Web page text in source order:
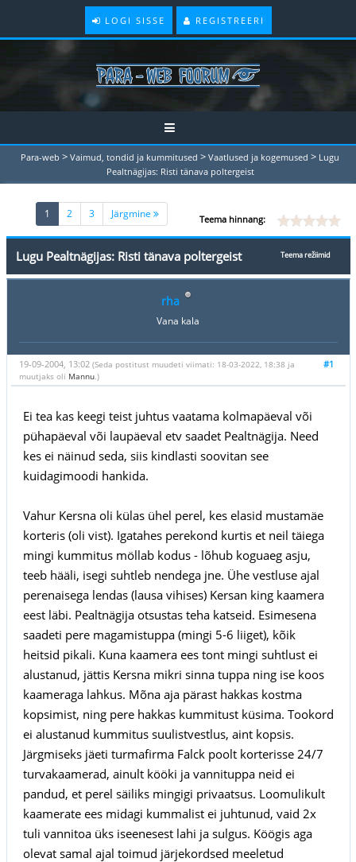
LOGI SISSE REGISTREERI
Para-web > Vaimud, tondid ja kummitused > Vaatlused ja kogemused > Lugu
Pealtnägijas: Risti tänava poltergeist
1 (current)
2 3 Järgmine Teema hinnang:
Teema režiimid
Lugu Pealtnägijas: Risti tänava poltergeist
rha
Vana kala
#1
19-09-2004, 13:02 (Seda postitust muudeti viimati: 18-03-2022, 18:38 ja
muutjaks oli Mannu.)
Ei tea kas keegi teist juhtus vaatama kolmapäeval või
pühapäeval või laupäeval etv saadet Pealtnägija. Need
kes ei näinud seda, siis kindlasti soovitan see
kuidagimoodi hankida.
Vahur Kersna oli külas ühel perel, kes elasid mustamäe
korteris (oli vist). Igatahes perekond kurtis et neil täiega
mingi kummitus möllab kodus - lõhub koguaeg asju,
teeb hääli, isegi suhtleb nendega jne. Ühe vestluse ajal
perenaisega lendas (lausa vihises) Kersan king kaamera
eest läbi. Pealtnägija otsustas teha katseid. Esimesena
saadeti pere magamistuppa (mingi 5-6 liiget), kõik
heitsid pikali. Kuna kaamera ees tont mingi suhtlust ei
alustanud, jättis Kersna mikri sinna tuppa ning ise koos
kaameraga lahkus. Mõna aja pärast hakkas kostma
kopsimist, ning pere hakkas kummitust küsima. Tookord
ei alustanud kummitus suulistvestlus, aint kopsis.
Järgmiseks jäeti turmafirma Falck poolt korterisse 24/7
turvakaamerad, ainult kööki ja vannituppa neid ei
pandud, et perel säiliks mingigi privaatsus. Loomulikult
kaamerate ees midagi kummalist ei juhtunud, vaid 2x
tuli vannitoa üks iseenesest lahi ja sulgus. Köögis aga
olevat samal ajal toimud järjekordsed meeletud